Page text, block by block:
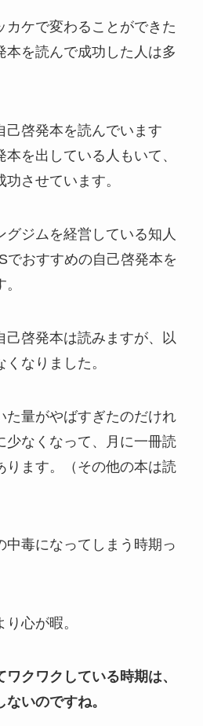
カケで変わることができた
本を読んで成功した人は多
己啓発本を読んでいます
を出している人もいて、
させています。
ジムを経営している知人
でおすすめの自己啓発本を
己啓発本は読みますが、以
なりました。
た量がやばすぎたのだけれ
少なくなって、月に一冊読
ります。（その他の本は読
中毒になってしまう時期っ
心が暇。
クワクしている時期は、
いのですね。